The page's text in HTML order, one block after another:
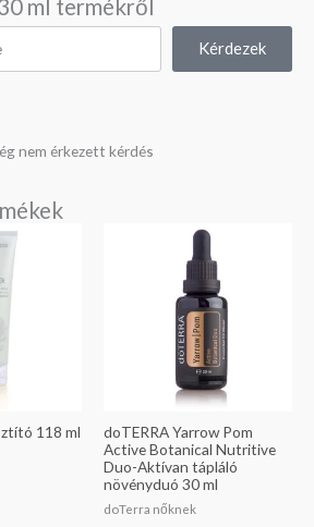
ml termékről
Kérdezek
nem érkezett kérdés
118 ml
doTERRA Yarrow Pom
Active Botanical Nutritive
Duo-Aktívan tápláló
növényduó 30 ml
doTerra nőknek